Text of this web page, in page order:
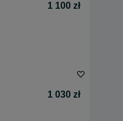
1 100 zł
1 030 zł